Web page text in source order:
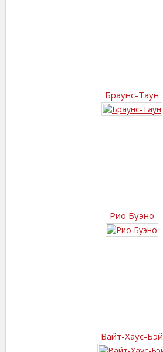
Браунс-Таун
Рио Буэно
Вайт-Хаус-Бэй